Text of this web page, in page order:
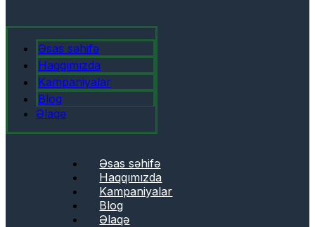
Əsas səhifə
Haqqımızda
Kampaniyalar
Blog
Əlaqə
Əsas səhifə
Haqqımızda
Kampaniyalar
Blog
Əlaqə